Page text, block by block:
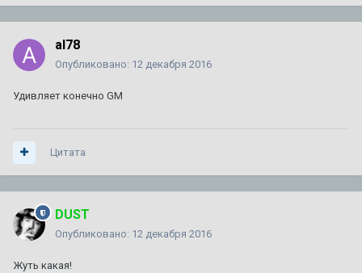
al78
Опубликовано: 12 декабря 2016
Удивляет конечно GM
Цитата
DUST
Опубликовано: 12 декабря 2016
Жуть какая!